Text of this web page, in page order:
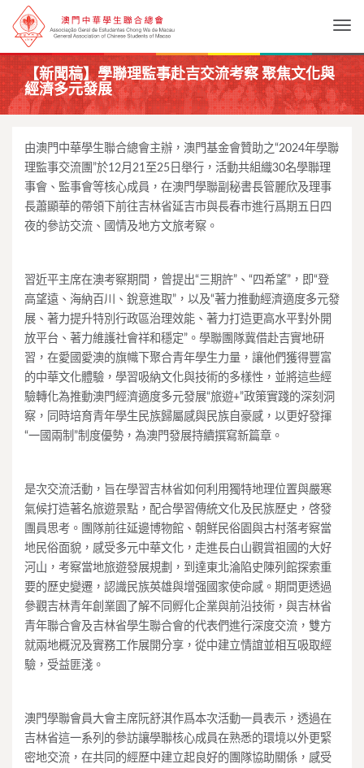
【新聞稿】學聯理監事赴吉交流考察 聚焦文化與
經濟多元發展
由澳門中華學生聯合總會主辦，澳門基金會贊助之“2024年學聯
理監事交流團”於12月21至25日舉行，活動共組織30名學聯理
事會、監事會等核心成員，在澳門學聯副秘書長管麗欣及理事
長蕭顯華的帶領下前往吉林省延吉市與長春市進行爲期五日四
夜的參訪交流、國情及地方文旅考察。
習近平主席在澳考察期間，曾提出“三期許”、“四希望”，即“登
高望遠、海納百川、銳意進取”，以及“著力推動經濟適度多元發
展、著力提升特別行政區治理效能、著力打造更高水平對外開
放平台、著力維護社會祥和穩定”。學聯團隊冀借赴吉實地研
習，在愛國愛澳的旗幟下聚合青年學生力量，讓他們獲得豐富
的中華文化體驗，學習吸納文化與技術的多樣性，並將這些經
驗轉化為推動澳門經濟適度多元發展“旅遊+”政策實踐的深刻洞
察，同時培育青年學生民族歸屬感與民族自豪感，以更好發揮
“一國兩制”制度優勢，為澳門發展持續撰寫新篇章。
是次交流活動，旨在學習吉林省如何利用獨特地理位置與嚴寒
氣候打造著名旅遊景點，配合學習傳統文化及民族歷史，啓發
團員思考。團隊前往延邊博物館、朝鮮民俗園與古村落考察當
地民俗面貌，感受多元中華文化，走進長白山觀賞祖國的大好
河山，考察當地旅遊發展規劃，到達東北淪陷史陳列館探索重
要的歷史變遷，認識民族英雄與增强國家使命感。期間更透過
參觀吉林青年創業園了解不同孵化企業與前沿技術，與吉林省
青年聯合會及吉林省學生聯合會的代表們進行深度交流，雙方
就兩地概況及實務工作展開分享，從中建立情誼並相互吸取經
驗，受益匪淺。
澳門學聯會員大會主席阮舒淇作爲本次活動一員表示，透過在
吉林省這一系列的參訪讓學聯核心成員在熟悉的環境以外更緊
密地交流，在共同的經歷中建立起良好的團隊協助關係，感受